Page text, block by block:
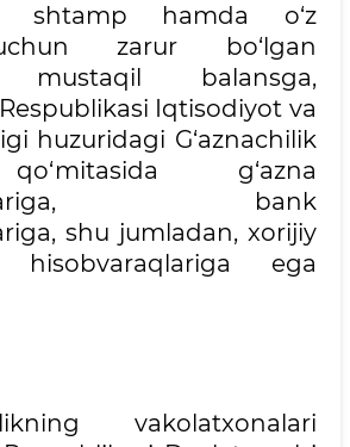
shtamp hamda o‘z
zarur bo‘lgan
mustaqil balansga,
Iqtisodiyot va
huzuridagi G‘aznachilik
g‘azna
bank
shu jumladan, xorijiy
hisobvaraqlariga ega
vakolatxonalari